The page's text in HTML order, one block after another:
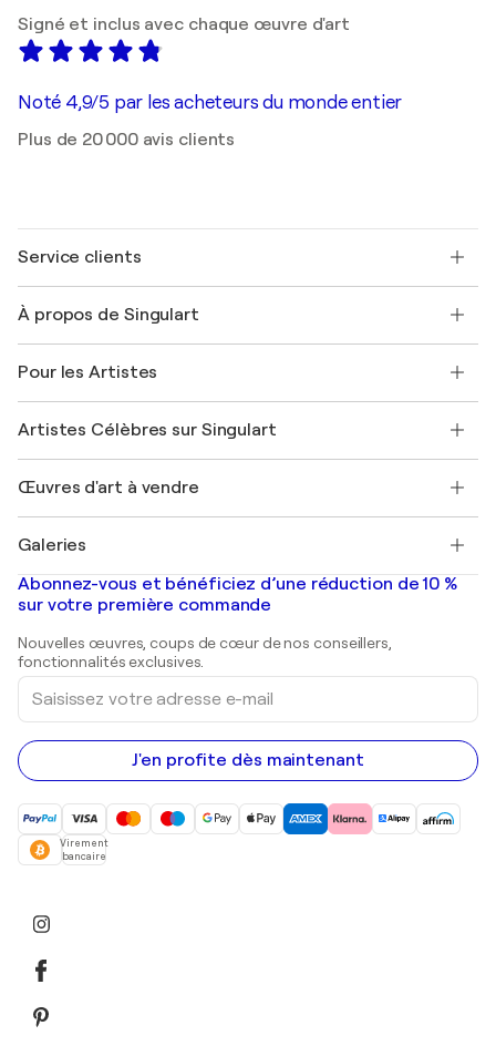
Signé et inclus avec chaque œuvre d'art
Noté 4,9/5 par les acheteurs du monde entier
Plus de 20 000 avis clients
Service clients
Expédition
Offrir une carte cadeau
Rejoignez notre programme commercial
Mon compte
+33 1 76 44 06 42
À propos de Singulart
FAQ
Magazine Singulart
Emplois
Découvrez une sélection d'art original
Pour les Artistes
Se connecter en tant qu'Artiste
Artistes Célèbres sur Singulart
Marc Chagall
Banksy
Mr. Brainwash
Shepard Fairey
Œuvres d'art à vendre
Tableaux abstraits à vendre
Peintures de paysage
Estampes
Peintures acryliques
Galeries
Galeries d'art en France
Galeries d'art en Belgique
Abonnez-vous et bénéficiez d’une réduction de 10 %
sur votre première commande
Nouvelles œuvres, coups de cœur de nos conseillers,
fonctionnalités exclusives.
Saisissez
votre
adresse
e-
mail
J'en profite dès maintenant
Virement
bancaire